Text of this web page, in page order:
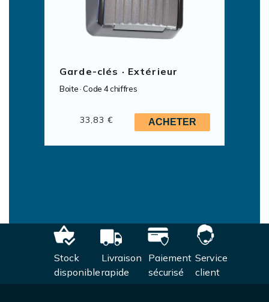
Garde-clés · Extérieur
Boite · Code 4 chiffres
33,83 € ACHETER
Stock
disponible
Livraison
rapide
Paiement
sécurisé
Service
client